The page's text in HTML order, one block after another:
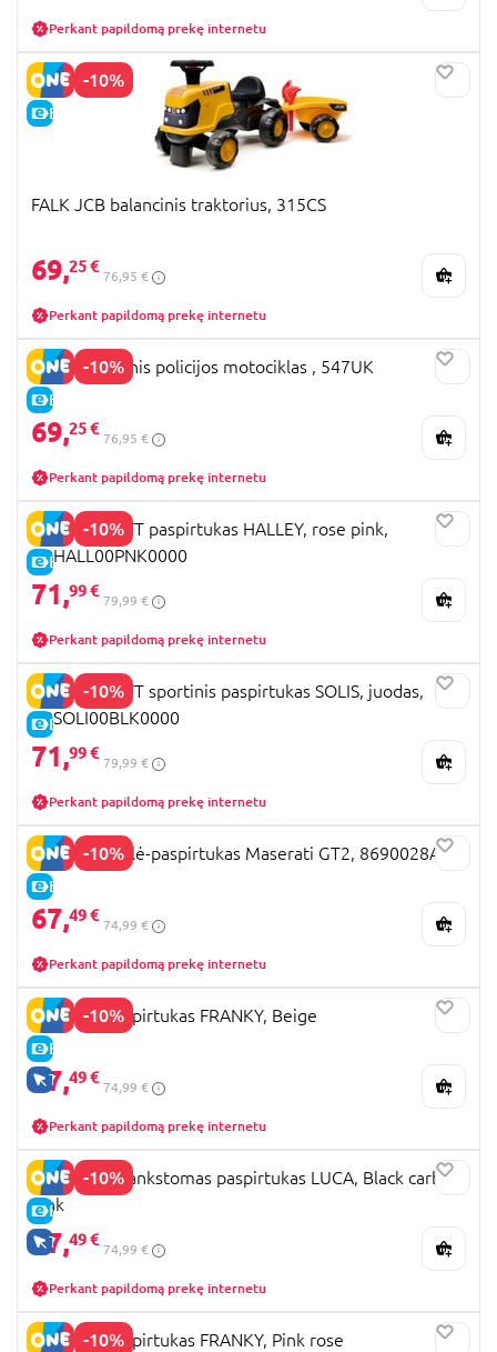
Perkant papildomą prekę internetu
-10%
E-KAINA
FALK JCB balancinis traktorius, 315CS
69,25 €
76,95 €
Perkant papildomą prekę internetu
-10%
E-KAINA
FALK balansinis policijos motociklas , 547UK
69,25 €
76,95 €
Perkant papildomą prekę internetu
-10%
E-KAINA
KINDERKRAFT paspirtukas HALLEY, rose pink,
KRHALL00PNK0000
71,99 €
79,99 €
Perkant papildomą prekę internetu
-10%
E-KAINA
KINDERCRAFT sportinis paspirtukas SOLIS, juodas,
KRSOLI00BLK0000
71,99 €
79,99 €
Perkant papildomą prekę internetu
-10%
E-KAINA
OCIE mašinėlė-paspirtukas Maserati GT2, 8690028A
67,49 €
74,99 €
Perkant papildomą prekę internetu
-10%
E-KAINA
TIK INTERNETU
LIONELO paspirtukas FRANKY, Beige
67,49 €
74,99 €
Perkant papildomą prekę internetu
-10%
E-KAINA
TIK INTERNETU
LIONELO sulankstomas paspirtukas LUCA, Black carbon
pink
67,49 €
74,99 €
Perkant papildomą prekę internetu
-10%
LIONELO paspirtukas FRANKY, Pink rose